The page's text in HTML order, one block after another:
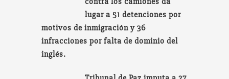
lugar a 51 detenciones por
motivos de inmigración y 36
infracciones por falta de dominio del
inglés.